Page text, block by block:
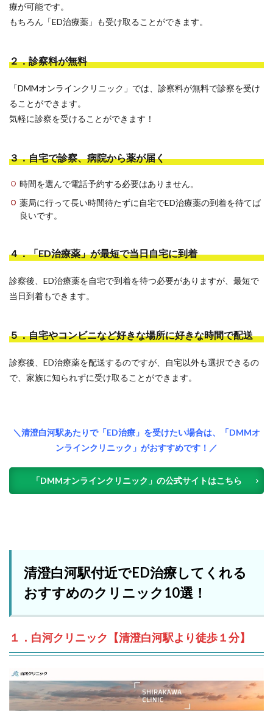
療が可能です。
もちろん「ED治療薬」も受け取ることができます。
２．診察料が無料
「DMMオンラインクリニック」では、診察料が無料で診察を受け
ることができます。
気軽に診察を受けることができます！
３．自宅で診察、病院から薬が届く
時間を選んで電話予約する必要はありません。
薬局に行って長い時間待たずに自宅でED治療薬の到着を待てば
良いです。
４．「ED治療薬」が最短で当日自宅に到着
診察後、ED治療薬を自宅で到着を待つ必要がありますが、最短で
当日到着もできます。
５．自宅やコンビニなど好きな場所に好きな時間で配送
診察後、ED治療薬を配送するのですが、自宅以外も選択できるの
で、家族に知られずに受け取ることができます。
＼清澄白河駅あたりで「ED治療」を受けたい場合は、「DMMオ
ンラインクリニック」がおすすめです！／
「DMMオンラインクリニック」の公式サイトはこちら
清澄白河駅付近でED治療してくれる
おすすめのクリニック10選！
１．白河クリニック【清澄白河駅より徒歩１分】